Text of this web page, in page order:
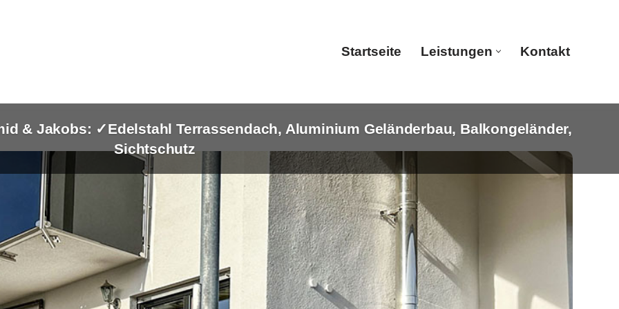
Startseite Leistungen Kontakt
& Jakobs: ✓Edelstahl Terrassendach, Aluminium Geländerbau, Balkongeländer,
Sichtschutz